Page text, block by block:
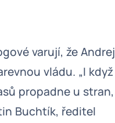
varují, že Andrej
vládu. „I když
propadne u stran,
Buchtík, ředitel